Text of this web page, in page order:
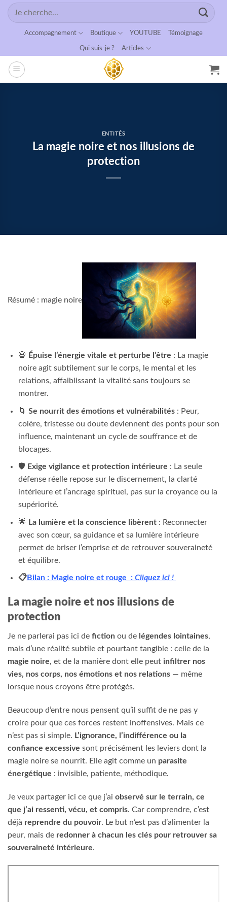
Passer
contenu
Recherche
pour :
Accompagnement Boutique YOUTUBE Témoignage
Qui suis-je ? Articles
ENTITÉS
La magie noire et nos illusions de
protection
Résumé : magie noire
💀 Épuise l’énergie vitale et perturbe l’être : La magie
noire agit subtilement sur le corps, le mental et les
relations, affaiblissant la vitalité sans toujours se
montrer.
🌀 Se nourrit des émotions et vulnérabilités: Peur,
colère, tristesse ou doute deviennent des ponts pour son
influence, maintenant un cycle de souffrance et de
blocages.
🛡️ Exige vigilance et protection intérieure : La seule
défense réelle repose sur le discernement, la clarté
intérieure et l’ancrage spirituel, pas sur la croyance ou la
supériorité.
🌟 La lumière et la conscience libèrent: Reconnecter
avec son cœur, sa guidance et sa lumière intérieure
permet de briser l’emprise et de retrouver souveraineté
et équilibre.
📋Bilan : Magie noire et rouge : Cliquez ici !
La magie noire et nos illusions de
protection
Je ne parlerai pas ici de fiction ou de légendes lointaines,
mais d’une réalité subtile et pourtant tangible : celle de la
magie noire, et de la manière dont elle peut infiltrer nos
vies, nos corps, nos émotions et nos relations — même
lorsque nous croyons être protégés.
Beaucoup d’entre nous pensent qu’il suffit de ne pas y
croire pour que ces forces restent inoffensives. Mais ce
n’est pas si simple. L’ignorance, l’indifférence ou la
confiance excessive sont précisément les leviers dont la
magie noire se nourrit. Elle agit comme un parasite
énergétique : invisible, patiente, méthodique.
Je veux partager ici ce que j’ai observé sur le terrain, ce
que j’ai ressenti, vécu, et compris. Car comprendre, c’est
déjà reprendre du pouvoir. Le but n’est pas d’alimenter la
peur, mais de redonner à chacun les clés pour retrouver sa
souveraineté intérieure.